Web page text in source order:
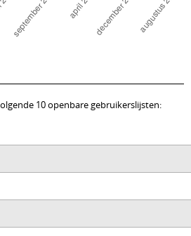
10 openbare gebruikerslijsten: